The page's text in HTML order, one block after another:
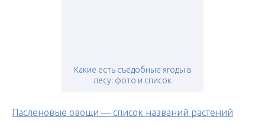
Какие есть съедобные ягоды в
лесу: фото и список
Пасленовые овощи — список названий растений